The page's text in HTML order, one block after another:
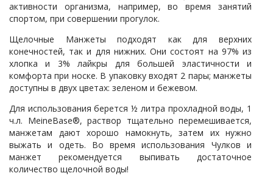
активности организма, например, во время занятий
спортом, при совершении прогулок.
Щелочные Манжеты подходят как для верхних
конечностей, так и для нижних. Они состоят на 97% из
хлопка и 3% лайкры для большей эластичности и
комфорта при носке. В упаковку входят 2 пары; манжеты
доступны в двух цветах: зеленом и бежевом.
Для использования берется ½ литра прохладной воды, 1
ч.л. MeineBase®, раствор тщательно перемешивается,
манжетам дают хорошо намокнуть, затем их нужно
выжать и одеть. Во время использования Чулков и
манжет рекомендуется выпивать достаточное
количество щелочной воды!